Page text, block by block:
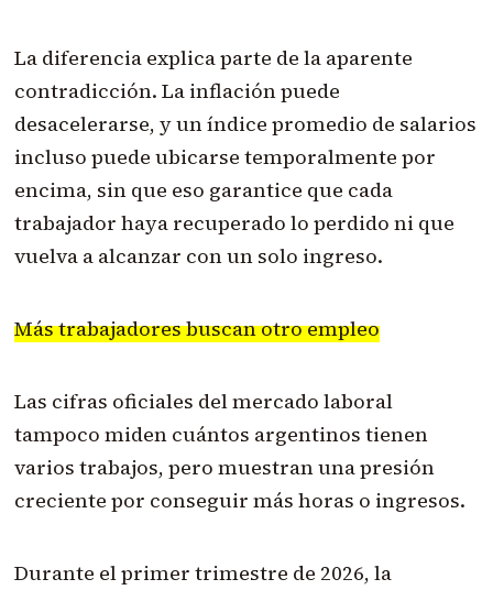
La diferencia explica parte de la aparente
contradicción. La inflación puede
desacelerarse, y un índice promedio de salarios
incluso puede ubicarse temporalmente por
encima, sin que eso garantice que cada
trabajador haya recuperado lo perdido ni que
vuelva a alcanzar con un solo ingreso.
Más trabajadores buscan otro empleo
Las cifras oficiales del mercado laboral
tampoco miden cuántos argentinos tienen
varios trabajos, pero muestran una presión
creciente por conseguir más horas o ingresos.
Durante el primer trimestre de 2026, la